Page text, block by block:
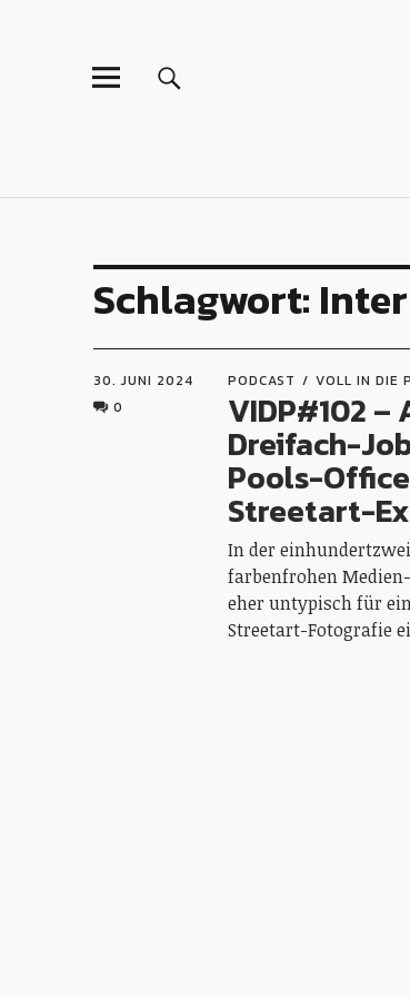
Schlagwort:
30. JUNI 2024
0
PODCAST VOLL IN DIE
VIDP#102
Dreifach-
Pools-
Streetart-
In der
farbenfrohen
eher untypisch für
Streetart-Fotografie